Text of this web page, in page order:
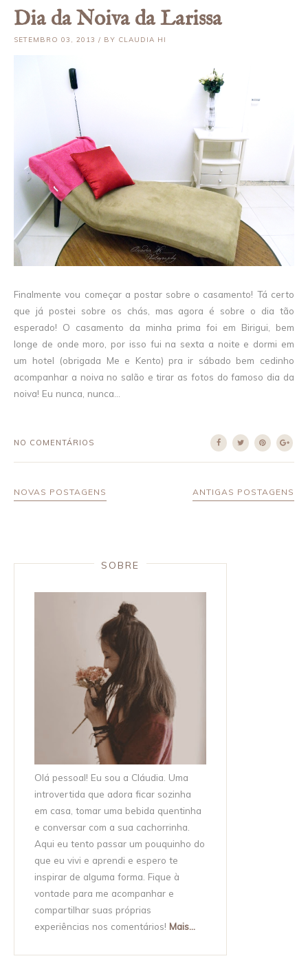
Dia da Noiva da Larissa
SETEMBRO 03, 2013 / BY CLAUDIA HI
Finalmente vou começar a postar sobre o casamento! Tá certo
que já postei sobre os chás, mas agora é sobre o dia tão
esperado! O casamento da minha prima foi em Birigui, bem
longe de onde moro, por isso fui na sexta a noite e dormi em
um hotel (obrigada Me e Kento) pra ir sábado bem cedinho
acompanhar a noiva no salão e tirar as fotos do famoso dia da
noiva! Eu nunca, nunca...
NO COMENTÁRIOS
NOVAS POSTAGENS ANTIGAS POSTAGENS
SOBRE
Olá pessoal! Eu sou a Cláudia. Uma
introvertida que adora ficar sozinha
em casa, tomar uma bebida quentinha
e conversar com a sua cachorrinha.
Aqui eu tento passar um pouquinho do
que eu vivi e aprendi e espero te
inspirar de alguma forma. Fique à
vontade para me acompanhar e
compartilhar suas próprias
experiências nos comentários! Mais...